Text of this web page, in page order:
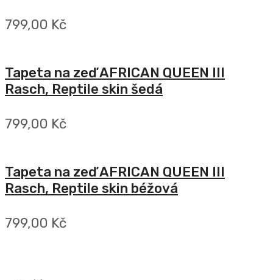
799,00 Kč
Tapeta na zeď AFRICAN QUEEN III
Rasch, Reptile skin šedá
799,00 Kč
Tapeta na zeď AFRICAN QUEEN III
Rasch, Reptile skin béžová
799,00 Kč